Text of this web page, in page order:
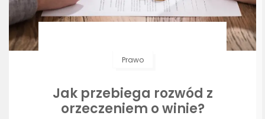
Prawo
Jak przebiega rozwód z
orzeczeniem o winie?